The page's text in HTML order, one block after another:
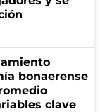
bonaerense
clave